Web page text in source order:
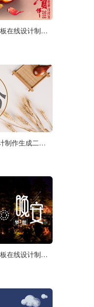
950px 2018狗年大吉公众号首图模板在线设计制作生成二维码模板图片
950px 秋分公众号首图模板在线设计制作生成二维码模板图片
950px 爱 生命与希望公众号首图模板在线设计制作生成二维码模板图片